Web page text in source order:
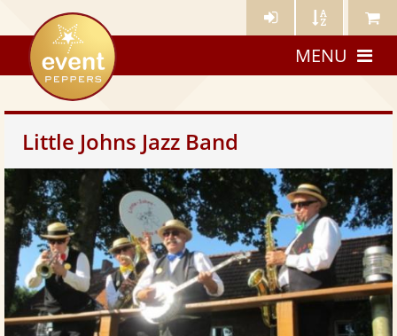
Künstler- Künstler Meine
eventpeppers
MENU
Little Johns Jazz Band